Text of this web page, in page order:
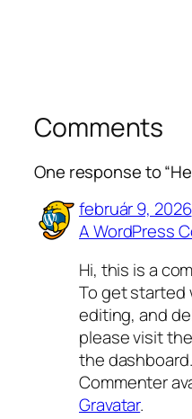
Comments
One response to
február 9, 2026
A WordPress
Hi, this is a
To get started
editing, and
please visit
the dashboard.
Commenter
Gravatar.